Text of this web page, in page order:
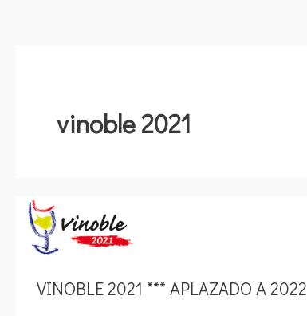
vinoble 2021
VINOBLE 2021 *** APLAZADO A 2022
VINOBLE
2021
***
APLAZADO
A